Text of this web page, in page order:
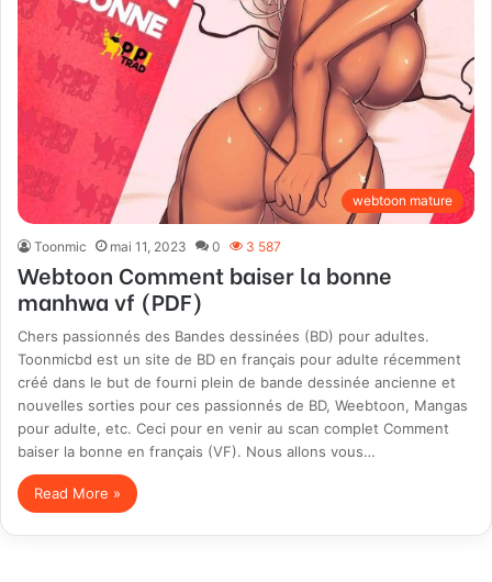
webtoon mature
Toonmic mai 11, 2023 0 3 587
Webtoon Comment baiser la bonne
manhwa vf (PDF)
Chers passionnés des Bandes dessinées (BD) pour adultes.
Toonmicbd est un site de BD en français pour adulte récemment
créé dans le but de fourni plein de bande dessinée ancienne et
nouvelles sorties pour ces passionnés de BD, Weebtoon, Mangas
pour adulte, etc. Ceci pour en venir au scan complet Comment
baiser la bonne en français (VF). Nous allons vous…
Read More »